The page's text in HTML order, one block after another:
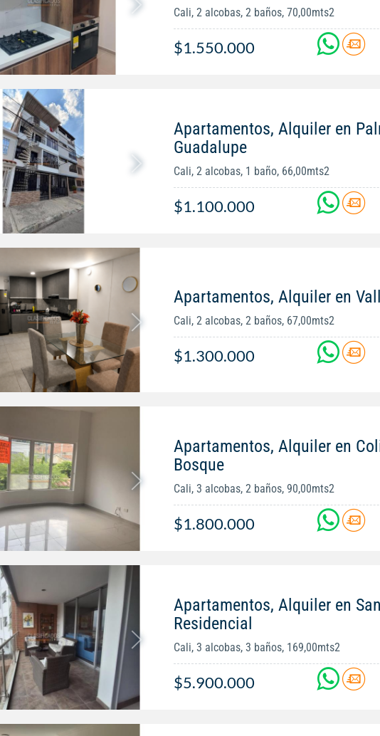
Cali, 2 alcobas, 2 baños, 70,00mts2
$1.550.000
Apartamentos, Alquiler en
Guadalupe
Cali, 2 alcobas, 1 baño, 66,00mts2
$1.100.000
Apartamentos, Alquiler en
Cali, 2 alcobas, 2 baños, 67,00mts2
$1.300.000
Apartamentos, Alquiler en
Bosque
Cali, 3 alcobas, 2 baños, 90,00mts2
$1.800.000
Apartamentos, Alquiler en
Residencial
Cali, 3 alcobas, 3 baños, 169,00mts2
$5.900.000